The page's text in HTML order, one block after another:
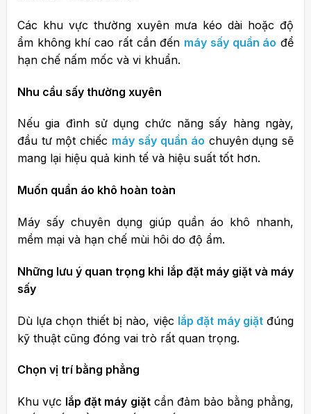
Các khu vực thường xuyên mưa kéo dài hoặc độ
ẩm không khí cao rất cần đến máy sấy quần áo để
hạn chế nấm mốc và vi khuẩn.
Nhu cầu sấy thường xuyên
Nếu gia đình sử dụng chức năng sấy hàng ngày,
đầu tư một chiếc máy sấy quần áo chuyên dụng sẽ
mang lại hiệu quả kinh tế và hiệu suất tốt hơn.
Muốn quần áo khô hoàn toàn
Máy sấy chuyên dụng giúp quần áo khô nhanh,
mềm mại và hạn chế mùi hôi do độ ẩm.
Những lưu ý quan trọng khi lắp đặt máy giặt và máy
sấy
Dù lựa chọn thiết bị nào, việc lắp đặt máy giặtđúng
kỹ thuật cũng đóng vai trò rất quan trọng.
Chọn vị trí bằng phẳng
Khu vực lắp đặt máy giặtcần đảm bảo bằng phẳng,